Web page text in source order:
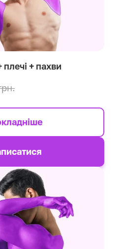
+ пахви